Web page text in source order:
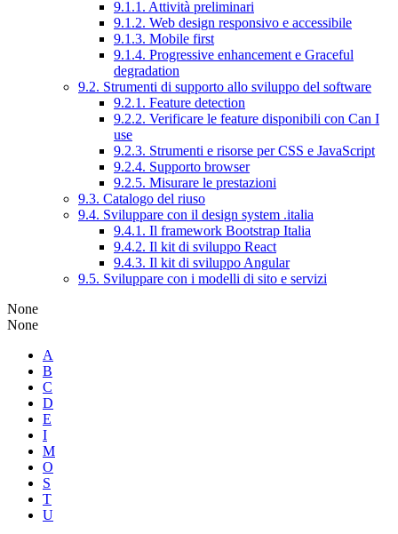
9.1.1. Attività preliminari
9.1.2. Web design responsivo e accessibile
9.1.3. Mobile first
9.1.4. Progressive enhancement e Graceful
degradation
9.2. Strumenti di supporto allo sviluppo del software
9.2.1. Feature detection
9.2.2. Verificare le feature disponibili con Can I
use
9.2.3. Strumenti e risorse per CSS e JavaScript
9.2.4. Supporto browser
9.2.5. Misurare le prestazioni
9.3. Catalogo del riuso
9.4. Sviluppare con il design system .italia
9.4.1. Il framework Bootstrap Italia
9.4.2. Il kit di sviluppo React
9.4.3. Il kit di sviluppo Angular
9.5. Sviluppare con i modelli di sito e servizi
None
None
A
B
C
D
E
I
M
O
S
T
U